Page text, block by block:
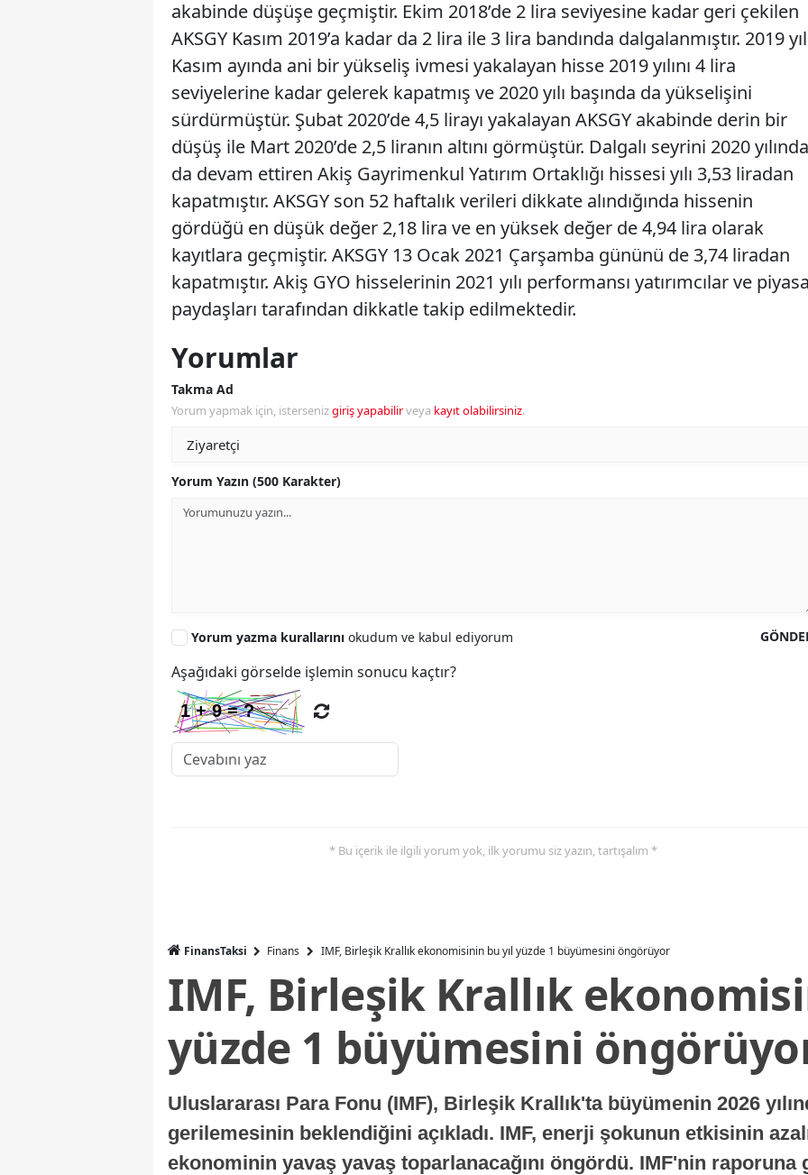
akabinde düşüşe geçmiştir. Ekim 2018’de 2 lira seviyesine kadar geri çekilen
AKSGY Kasım 2019’a kadar da 2 lira ile 3 lira bandında dalgalanmıştır. 2019
Kasım ayında ani bir yükseliş ivmesi yakalayan hisse 2019 yılını 4 lira
seviyelerine kadar gelerek kapatmış ve 2020 yılı başında da yükselişini
sürdürmüştür. Şubat 2020’de 4,5 lirayı yakalayan AKSGY akabinde derin bir
düşüş ile Mart 2020’de 2,5 liranın altını görmüştür. Dalgalı seyrini 2020 yılında
da devam ettiren Akiş Gayrimenkul Yatırım Ortaklığı hissesi yılı 3,53 liradan
kapatmıştır. AKSGY son 52 haftalık verileri dikkate alındığında hissenin
gördüğü en düşük değer 2,18 lira ve en yüksek değer de 4,94 lira olarak
kayıtlara geçmiştir. AKSGY 13 Ocak 2021 Çarşamba gününü de 3,74 liradan
kapatmıştır. Akiş GYO hisselerinin 2021 yılı performansı yatırımcılar ve
paydaşları tarafından dikkatle takip edilmektedir.
Yorumlar
Takma Ad
Yorum yapmak için, istersenizgiriş yapabilirveya kayıt olabilirsiniz.
Yorum Yazın (500 Karakter)
Yorum yazma kurallarını okudum ve kabul ediyorum
Aşağıdaki görselde işlemin sonucu kaçtır?
* Bu içerik ile ilgili yorum yok, ilk yorumu siz yazın, tartışalım *
FinansTaksi Finans IMF, Birleşik Krallık ekonomisinin bu yıl yüzde 1 büyümesini öngörüyor
IMF, Birleşik Krallık
yüzde 1 büyümesini
Uluslararası Para Fonu (IMF), Birleşik Krallık'ta büyümenin 2026
gerilemesinin beklendiğini açıkladı. IMF, enerji şokunun etkisinin
ekonominin yavaş yavaş toparlanacağını öngördü. IMF'nin raporuna